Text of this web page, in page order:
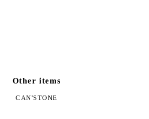
Other items
CAN'STONE